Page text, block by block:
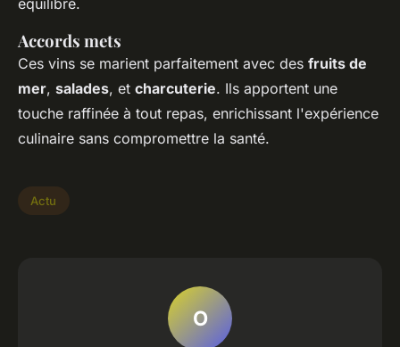
équilibré.
Accords mets
Ces vins se marient parfaitement avec des fruits de
mer, salades, et charcuterie. Ils apportent une
touche raffinée à tout repas, enrichissant l'expérience
culinaire sans compromettre la santé.
Actu
O